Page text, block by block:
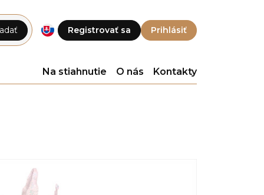
Registrovať sa Prihlásiť
Na stiahnutie O nás Kontakty